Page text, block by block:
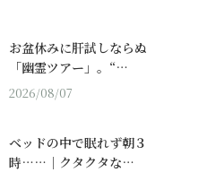
お盆休みに肝試しならぬ
「幽霊ツアー」。“…
2026/08/07
ベッドの中で眠れず朝３
時……｜クタクタな…